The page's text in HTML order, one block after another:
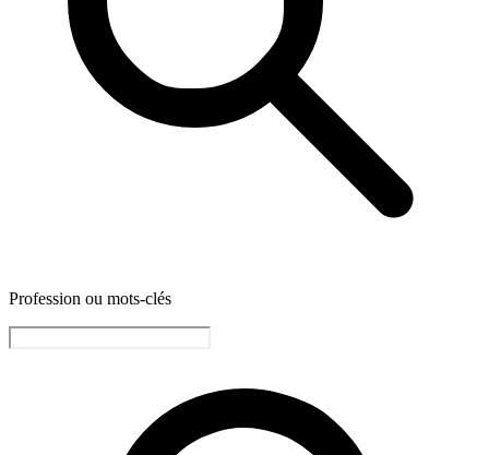
Profession ou mots-clés